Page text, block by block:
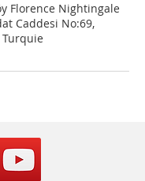
Florence Nightingale
Caddesi No:69,
Turquie